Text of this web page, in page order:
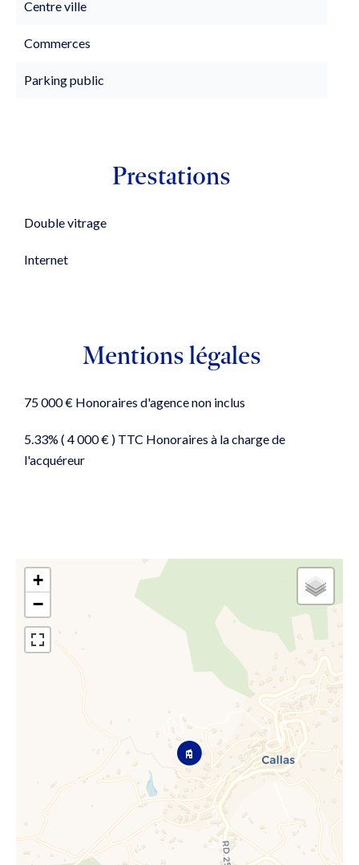
Centre ville
Commerces
Parking public
Prestations
Double vitrage
Internet
Mentions légales
75 000 € Honoraires d'agence non inclus
5.33% ( 4 000 € ) TTC Honoraires à la charge de
l'acquéreur
+
−